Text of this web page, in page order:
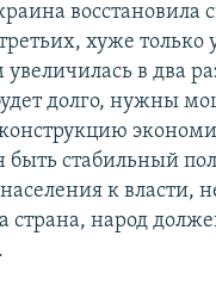
восстановила
хуже
в два
долго, нужны
быть стабильный
к власти,
страна, народ